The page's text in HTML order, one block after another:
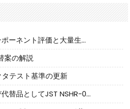
CNC Tech 国产線維コンポーネント評価と大量生産適合ガイド
案の解説
タテスト基準の更新
JSTコネクタ-正品および代替品としてJST NSHR-02V-Sコネクタを提供します